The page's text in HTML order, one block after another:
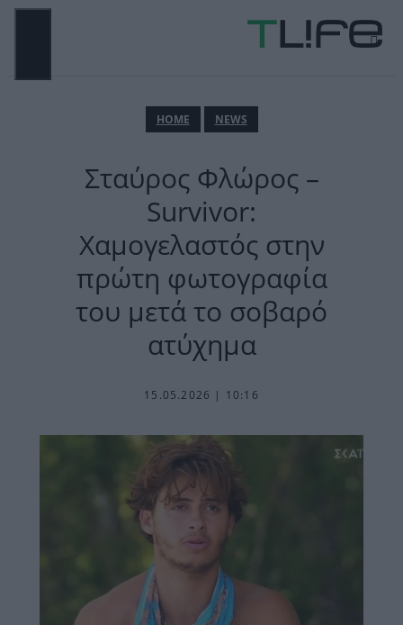
Μετάβαση
ΗΟΜΕ NEWS
Σταύρος Φλώρος –
Survivor:
Χαμογελαστός στην
πρώτη φωτογραφία
του μετά το σοβαρό
ατύχημα
15.05.2026 | 10:16